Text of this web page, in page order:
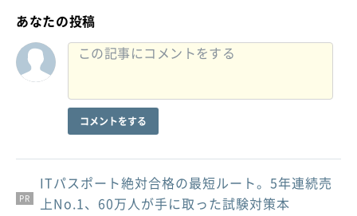
あなたの投稿
コメントをする
PR
PR
PR
ITパスポート絶対合格の最短ルート。5年連続売
上No.1、60万人が手に取った試験対策本